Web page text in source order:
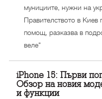
мунициите, нужни на
Правителството в Киев
помощ, разказва в
веле"
iPhone 15: Първи
Обзор на новия
и функции